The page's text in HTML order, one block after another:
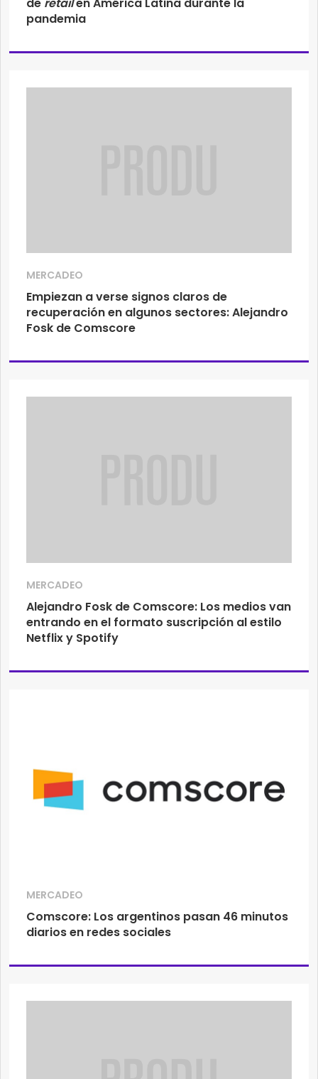
pandemia
MERCADEO
Empiezan a verse signos claros de
recuperación en algunos sectores: Alejandro
Fosk de Comscore
MERCADEO
Alejandro Fosk de Comscore: Los medios van
entrando en el formato suscripción al estilo
Netflix y Spotify
MERCADEO
Comscore: Los argentinos pasan 46 minutos
diarios en redes sociales